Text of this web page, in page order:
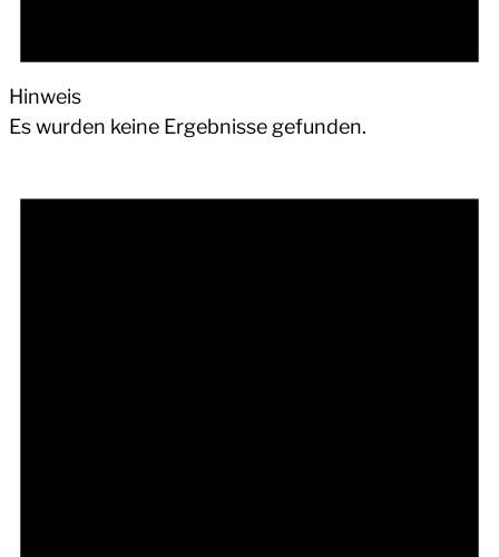
Hinweis
Es wurden keine Ergebnisse gefunden.